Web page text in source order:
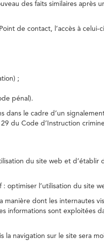
des faits similaires après
de contact, l’accès à
;
pénal).
dans le cadre d’un
du Code d’Instruction
du site web et d’établir
l’utilisation du site
manière dont les internautes
informations sont exploitées
la navigation sur le site sera